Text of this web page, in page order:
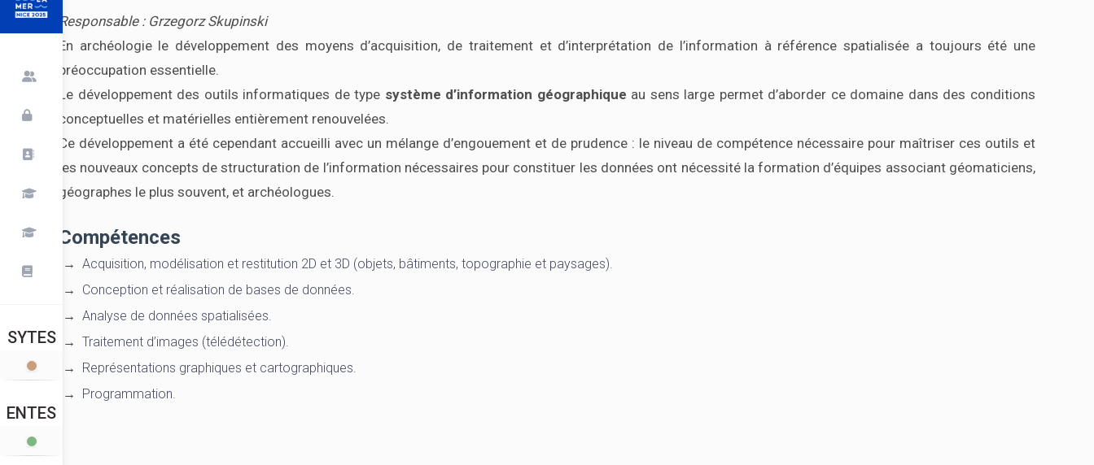
SYTES
ENTES
Responsable : Grzegorz Skupinski
En archéologie le développement des moyens d’acquisition, de traitement et d’interprétation de l’information à référence spatialisée a toujours été une
préoccupation essentielle.
Le développement des outils informatiques de type système d’information géographique au sens large permet d’aborder ce domaine dans des conditions
conceptuelles et matérielles entièrement renouvelées.
Ce développement a été cependant accueilli avec un mélange d’engouement et de prudence : le niveau de compétence nécessaire pour maîtriser ces outils et
les nouveaux concepts de structuration de l’information nécessaires pour constituer les données ont nécessité la formation d’équipes associant géomaticiens,
géographes le plus souvent, et archéologues.
Compétences
Acquisition, modélisation et restitution 2D et 3D (objets, bâtiments, topographie et paysages).
Conception et réalisation de bases de données.
Analyse de données spatialisées.
Traitement d’images (télédétection).
Représentations graphiques et cartographiques.
Programmation.